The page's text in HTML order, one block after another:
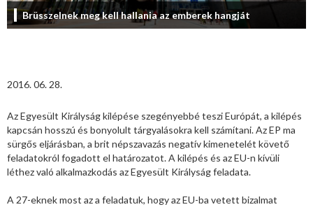
Brüsszelnek meg kell hallania az emberek hangját
2016. 06. 28.
Az Egyesült Királyság kilépése szegényebbé teszi Európát, a kilépés
kapcsán hosszú és bonyolult tárgyalásokra kell számítani. Az EP ma
sürgős eljárásban, a brit népszavazás negatív kimenetelét követő
feladatokról fogadott el határozatot. A kilépés és az EU-n kívüli
léthez való alkalmazkodás az Egyesült Királyság feladata.
A 27-eknek most az a feladatuk, hogy az EU-ba vetett bizalmat